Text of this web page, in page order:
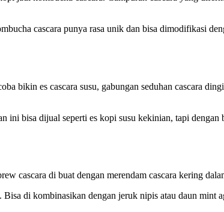
cascara punya rasa unik dan bisa dimodifikasi
bikin es cascara susu, gabungan seduhan cascara
bisa dijual seperti es kopi susu kekinian, tapi dengan
cascara di buat dengan merendam cascara kering
di kombinasikan dengan jeruk nipis atau daun